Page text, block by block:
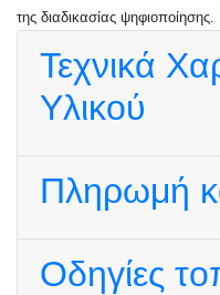
της διαδικασίας ψηφιοποίησης.
Τεχνικά
Υλικού
Πληρωμή
Οδηγίες